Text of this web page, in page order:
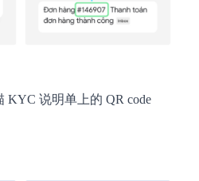
KYC 说明单上的 QR code